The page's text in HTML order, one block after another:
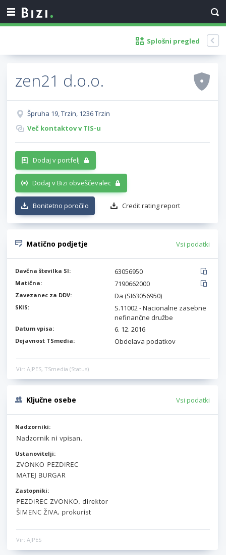
Splošni pregled
zen21 d.o.o.
Špruha 19, Trzin, 1236 Trzin
Več kontaktov v TIS-u
Dodaj v portfelj
Dodaj v Bizi obveščevalec
Bonitetno poročilo Credit rating report
Matično podjetje Vsi podatki
Davčna številka SI: 63056950
Matična: 7190662000
Zavezanec za DDV: Da (SI63056950)
SKIS:
S.11002 - Nacionalne zasebne
nefinančne družbe
Datum vpisa: 6. 12. 2016
Dejavnost TSmedia: Obdelava podatkov
Vir: AJPES, TSmedia (Status)
Ključne osebe Vsi podatki
Nadzorniki:
Ustanovitelji:
Zastopniki:
Vir: AJPES